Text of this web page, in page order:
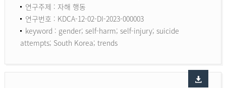
연구주제 : 자해 행동
연구번호 : KDCA-12-02-DI-2023-000003
keyword : gender; self-harm; self-injury; suicide
attempts; South Korea; trends